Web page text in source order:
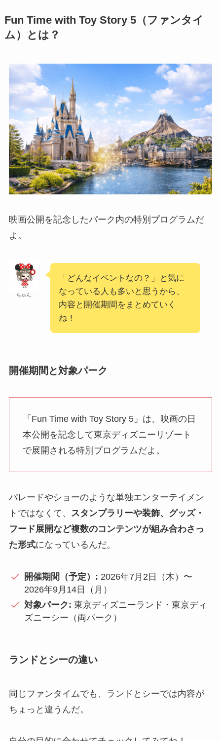
Fun Time with Toy Story 5（ファンタイ
ム）とは？
映画公開を記念したパーク内の特別プログラムだ
よ。
ちゅん
「どんなイベントなの？」と気に
なっている人も多いと思うから、
内容と開催期間をまとめていく
ね！
開催期間と対象パーク
「Fun Time with Toy Story 5」は、映画の日
本公開を記念して東京ディズニーリゾート
で展開される特別プログラムだよ。
パレードやショーのような単独エンターテイメン
トではなくて、 スタンプラリーや装飾、グッズ・
フード展開など複数のコンテンツが組み合わさっ
た形式になっているんだ。
開催期間（予定）: 2026年7月2日（木）〜
2026年9月14日（月）
対象パーク: 東京ディズニーランド・東京ディ
ズニーシー（両パーク）
ランドとシーの違い
同じファンタイムでも、ランドとシーでは内容が
ちょっと違うんだ。